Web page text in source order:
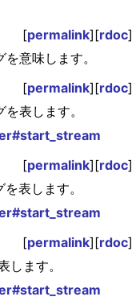
[permalink][rdoc]
意味します。
[permalink][rdoc]
表します。
[permalink][rdoc]
表します。
[permalink][rdoc]
します。